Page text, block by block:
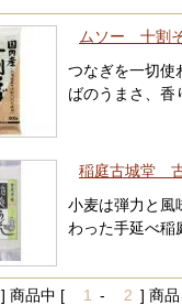
ムソー 十割
つなぎを一切使
ばのうまさ、香
稲庭古城堂
小麦は弾力と風
わった手延べ稲
] 商品中 [ 1 - 2 ] 商